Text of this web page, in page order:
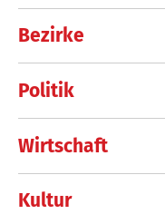
Bezirke
Politik
Wirtschaft
Kultur